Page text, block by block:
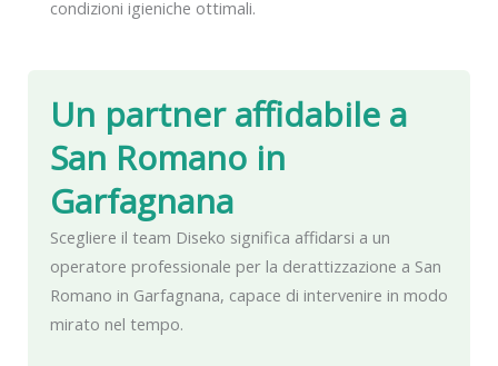
Un partner affidabile a
San Romano in
Garfagnana
Scegliere il team Diseko significa affidarsi a un
operatore professionale per la derattizzazione a San
Romano in Garfagnana, capace di intervenire in modo
mirato nel tempo.
condizioni igieniche ottimali.